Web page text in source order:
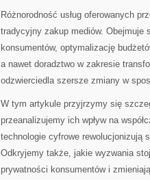
Różnorodność usług oferowanych
tradycyjny zakup mediów. Obejmuje
konsumentów, optymalizację
a nawet doradztwo w zakresie
odzwierciedla szersze zmiany w
W tym artykule przyjrzymy się
przeanalizujemy ich wpływ na
technologie cyfrowe rewolucjonizują
Odkryjemy także, jakie wyzwania
prywatności konsumentów i